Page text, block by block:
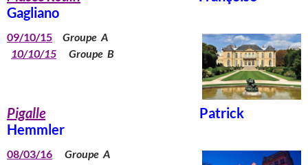
Gagliano
09/10/15
Groupe A
10/10/15 Groupe B
Pigalle
Patrick
Hemmler
08/03/16
Groupe A